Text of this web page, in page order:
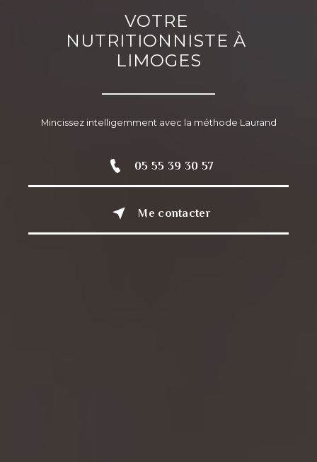
VOTRE
NUTRITIONNISTE À
LIMOGES
Mincissez intelligemment avec la méthode Laurand
05 55 39 30 57
Me contacter